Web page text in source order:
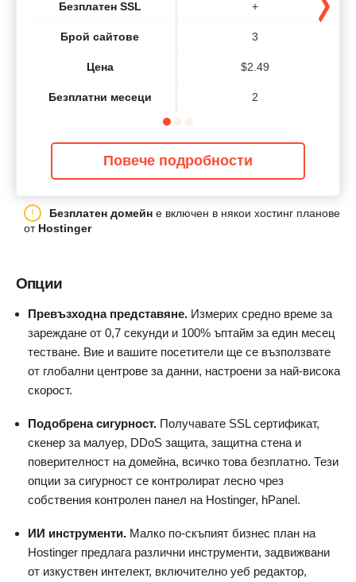
Безплатен SSL
Брой сайтове
Цена
Безплатни месеци
+
3
$2.49
2
Повече подробности
Безплатен домейн е включен в някои хостинг планове
от Hostinger
Опции
Превъзходна представяне. Измерих средно време за
зареждане от 0,7 секунди и 100% ъптайм за един месец
тестване. Вие и вашите посетители ще се възползвате
от глобални центрове за данни, настроени за най-висока
скорост.
Подобрена сигурност. Получавате SSL сертификат,
скенер за малуер, DDoS защита, защитна стена и
поверителност на домейна, всичко това безплатно. Тези
опции за сигурност се контролират лесно чрез
собствения контролен панел на Hostinger, hPanel.
ИИ инструменти. Малко по-скъпият бизнес план на
Hostinger предлага различни инструменти, задвижвани
от изкуствен интелект, включително уеб редактор,